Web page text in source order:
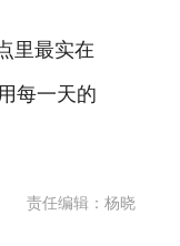
里最实在
每一天的
责任编辑：杨晓